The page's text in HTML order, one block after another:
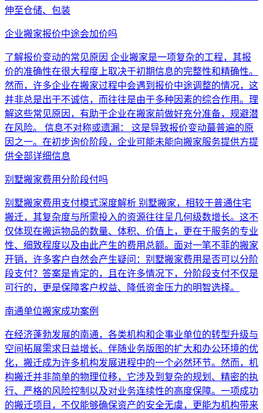
伸至仓储、包装
企业搬家报价中途会加价吗
了解报价变动的常见原因 企业搬家是一项复杂的工程，其报
价的准确性在很大程度上取决于初期信息的完整性和精确性。
然而，许多企业在搬家过程中会遇到报价中途调整的情况，这
并非总是出于不诚信，而往往是由于多种因素的综合作用。理
解这些常见原因，有助于企业在搬家前做好充分准备，规避潜
在风险。 信息不对称或遗漏： 这是导致报价变动蕞普遍的原
因之一。在初步询价阶段，企业可能未能向搬家服务提供方提
供全部详细信息
别墅搬家费用分阶段付吗
别墅搬家费用支付模式深度解析 别墅搬家，相较于普通住宅
搬迁，其复杂度与所需投入的资源往往呈几何级数增长。这不
仅体现在搬运物品的数量、体积、价值上，更在于服务的专业
性、细致程度以及由此产生的费用总额。面对一笔不菲的搬家
开销，许多客户自然会产生疑问：别墅搬家费用是否可以分阶
段支付？答案是肯定的，且在许多情况下，分阶段支付不仅是
可行的，更是保障客户权益、降低资金压力的明智选择。
南通单位搬家成功案例
在经济蓬勃发展的南通，各类机构和企事业单位的转型升级与
空间拓展需求日益增长。伴随业务版图的扩大和办公环境的优
化，搬迁成为许多机构发展进程中的一个必然环节。然而，机
构搬迁并非简单的物理位移，它涉及到复杂的规划、精密的执
行、严格的风险控制以及对业务连续性的高度保障。一项成功
的搬迁项目，不仅能够确保资产的安全无虞，更能为机构带来